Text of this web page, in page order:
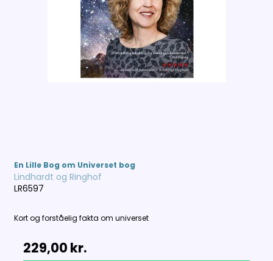
En Lille Bog om Universet bog
Lindhardt og Ringhof
LR6597
Kort og forståelig fakta om universet
229,00 kr.